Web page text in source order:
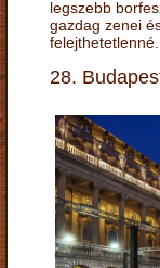
legszebb
gazdag zenei
felejthetetlenné.
28.